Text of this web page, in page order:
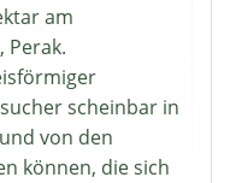
am
Perak.
scheinbar in
von den
können, die sich